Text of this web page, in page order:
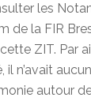
les
de la FIR
ZIT. Par
il n’avait
autour